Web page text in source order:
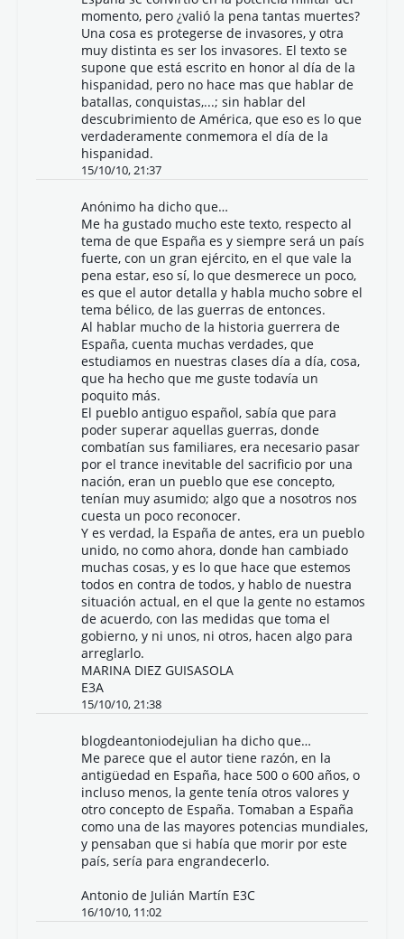
momento, pero ¿valió la pena tantas muertes?
Una cosa es protegerse de invasores, y otra
muy distinta es ser los invasores. El texto se
supone que está escrito en honor al día de la
hispanidad, pero no hace mas que hablar de
batallas, conquistas,...; sin hablar del
descubrimiento de América, que eso es lo que
verdaderamente conmemora el día de la
hispanidad.
15/10/10, 21:37
Anónimo ha dicho que…
Me ha gustado mucho este texto, respecto al
tema de que España es y siempre será un país
fuerte, con un gran ejército, en el que vale la
pena estar, eso sí, lo que desmerece un poco,
es que el autor detalla y habla mucho sobre el
tema bélico, de las guerras de entonces.
Al hablar mucho de la historia guerrera de
España, cuenta muchas verdades, que
estudiamos en nuestras clases día a día, cosa,
que ha hecho que me guste todavía un
poquito más.
El pueblo antiguo español, sabía que para
poder superar aquellas guerras, donde
combatían sus familiares, era necesario pasar
por el trance inevitable del sacrificio por una
nación, eran un pueblo que ese concepto,
tenían muy asumido; algo que a nosotros nos
cuesta un poco reconocer.
Y es verdad, la España de antes, era un pueblo
unido, no como ahora, donde han cambiado
muchas cosas, y es lo que hace que estemos
todos en contra de todos, y hablo de nuestra
situación actual, en el que la gente no estamos
de acuerdo, con las medidas que toma el
gobierno, y ni unos, ni otros, hacen algo para
arreglarlo.
MARINA DIEZ GUISASOLA
E3A
15/10/10, 21:38
blogdeantoniodejulian ha dicho que…
Me parece que el autor tiene razón, en la
antigüedad en España, hace 500 o 600 años, o
incluso menos, la gente tenía otros valores y
otro concepto de España. Tomaban a España
como una de las mayores potencias mundiales,
y pensaban que si había que morir por este
país, sería para engrandecerlo.
Antonio de Julián Martín E3C
16/10/10, 11:02